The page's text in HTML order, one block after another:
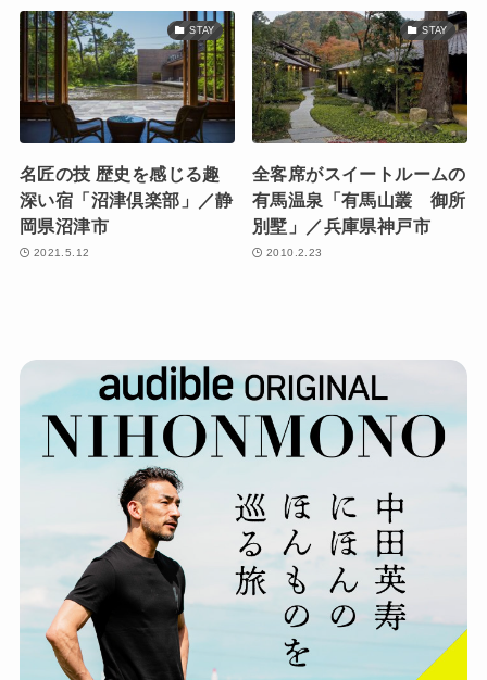
STAY
名匠の技 歴史を感じる趣
深い宿「沼津倶楽部」／静
岡県沼津市
2021.5.12
STAY
全客席がスイートルームの
有馬温泉「有馬山叢 御所
別墅」／兵庫県神戸市
2010.2.23